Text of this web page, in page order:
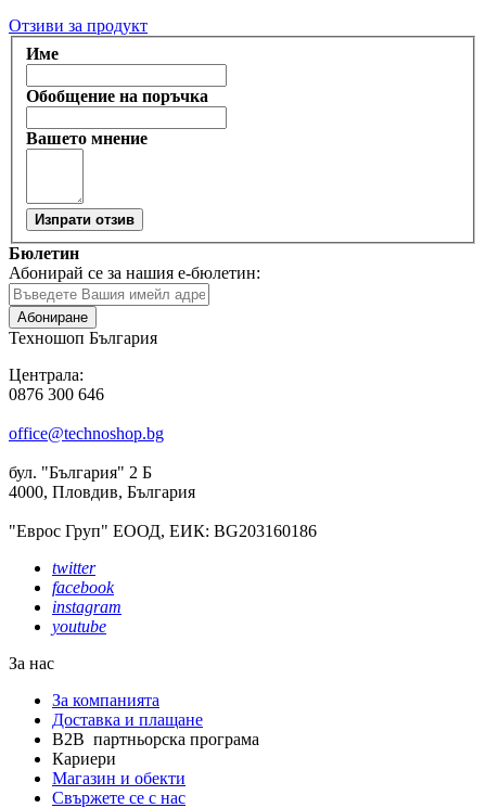
Отзиви за продукт
Име
Обобщение на поръчка
Вашето мнение
Изпрати отзив
Бюлетин
Абонирай се за нашия е-бюлетин:
Абониране
Техношоп България
Централа:
0876 300 646
office@technoshop.bg
бул. "България" 2 Б
4000, Пловдив, България
"Еврос Груп" ЕООД, ЕИК: BG203160186
twitter
facebook
instagram
youtube
За нас
За компанията
Доставка и плащане
B2B партньорска програма
Кариери
Магазин и обекти
Свържете се с нас